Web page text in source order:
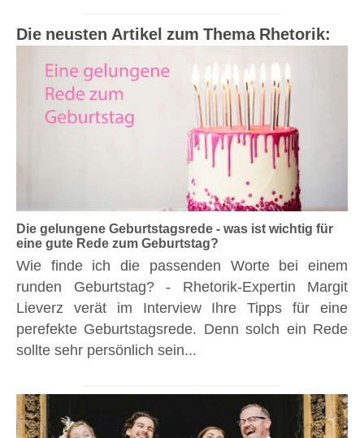
Die neusten Artikel zum Thema Rhetorik:
Die gelungene Geburtstagsrede - was ist wichtig für
eine gute Rede zum Geburtstag?
Wie finde ich die passenden Worte bei einem
runden Geburtstag? - Rhetorik-Expertin Margit
Lieverz verät im Interview Ihre Tipps für eine
perefekte Geburtstagsrede. Denn solch ein Rede
sollte sehr persönlich sein...